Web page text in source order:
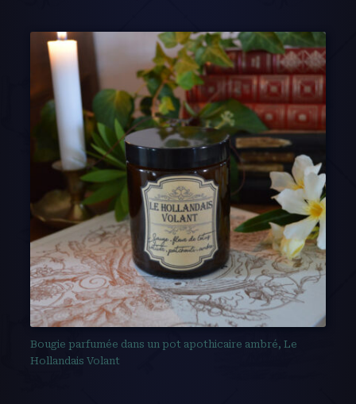
Bougie parfumée dans un pot apothicaire ambré, Le
Hollandais Volant